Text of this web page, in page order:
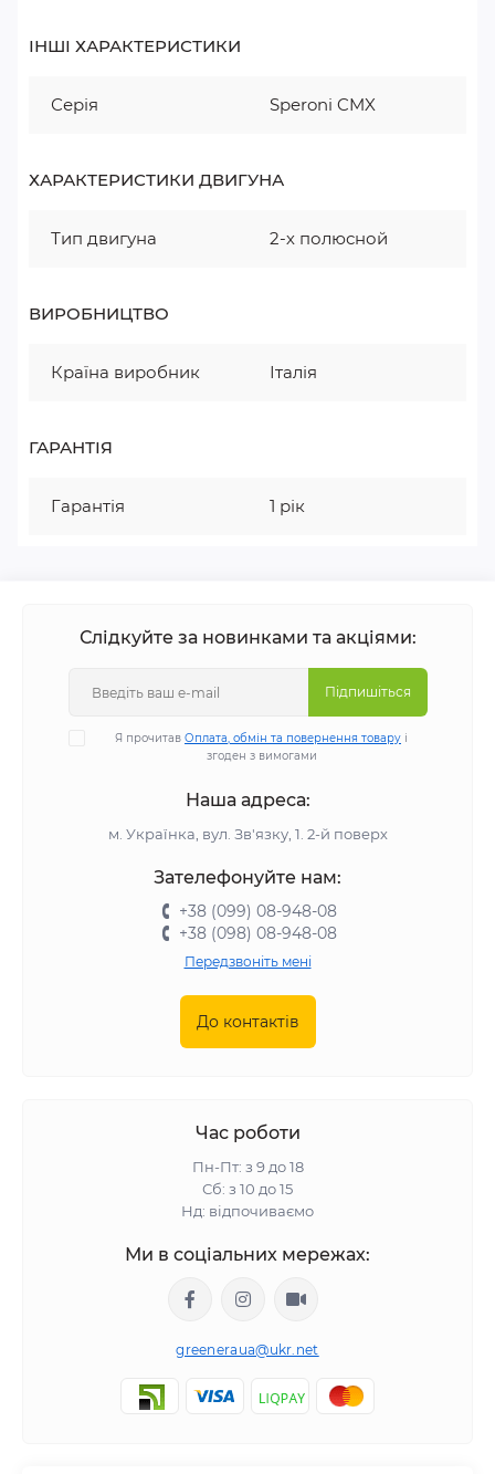
ІНШІ ХАРАКТЕРИСТИКИ
Серія Speroni CMX
ХАРАКТЕРИСТИКИ ДВИГУНА
Тип двигуна 2-х полюсной
ВИРОБНИЦТВО
Країна виробник Італія
ГАРАНТІЯ
Гарантія 1 рік
Слідкуйте за новинками та акціями:
Підпишіться
Я прочитав Оплата, обмін та повернення товару і
згоден з вимогами
Наша адреса:
м. Українка, вул. Зв'язку, 1. 2-й поверх
Зателефонуйте нам:
+38 (099) 08-948-08
+38 (098) 08-948-08
Передзвоніть мені
До контактів
Час роботи
Пн-Пт: з 9 до 18
Сб: з 10 до 15
Нд: відпочиваємо
Ми в соціальних мережах:
greeneraua@ukr.net